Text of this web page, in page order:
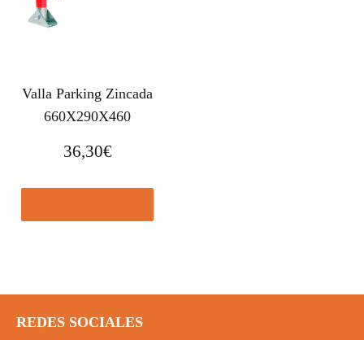
Valla Parking Zincada
660X290X460
36,30€
REDES SOCIALES